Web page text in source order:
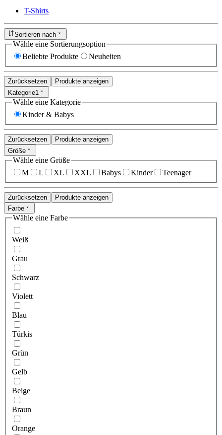
T-Shirts
Sortieren nach
Wähle eine Sortierungsoption
Beliebte Produkte
Neuheiten
Zurücksetzen
Produkte anzeigen
Kategorie1
Wähle eine Kategorie
Kinder & Babys
Zurücksetzen
Produkte anzeigen
Größe
Wähle eine Größe
M
L XL XXL Babys Kinder Teenager
Zurücksetzen
Produkte anzeigen
Farbe
Wähle eine Farbe
Weiß
Grau
Schwarz
Violett
Blau
Türkis
Grün
Gelb
Beige
Braun
Orange